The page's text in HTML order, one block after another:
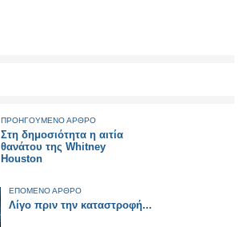
ΠΡΟΗΓΟΥΜΕΝΟ ΑΡΘΡΟ
Στη δημοσιότητα η αιτία
θανάτου της Whitney
Houston
ΕΠΟΜΕΝΟ ΑΡΘΡΟ
Λίγο πριν την καταστροφή...